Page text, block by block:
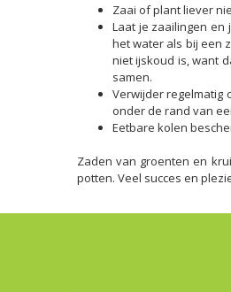
Zaai of plant liever
Laat je zaailingen
het water als bij een
niet ijskoud is, want
samen.
Verwijder regelmatig
onder de rand van
Eetbare kolen
Zaden van groenten en
potten. Veel succes en